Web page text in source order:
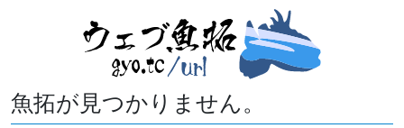
魚拓が見つかりません。